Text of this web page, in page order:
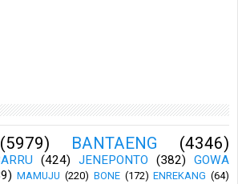
(5979) BANTAENG (4346)
(424) JENEPONTO (382)
GOWA
MAMUJU (220) BONE (172) ENREKANG (64)